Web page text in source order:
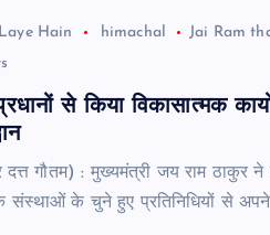
Hain himachal Jai Ram
से किया विकासात्मक
दत्त गौतम) : मुख्यमंत्री जय राम ठाकुर
संस्थाओं के चुने हुए प्रतिनिधियों से अपने-